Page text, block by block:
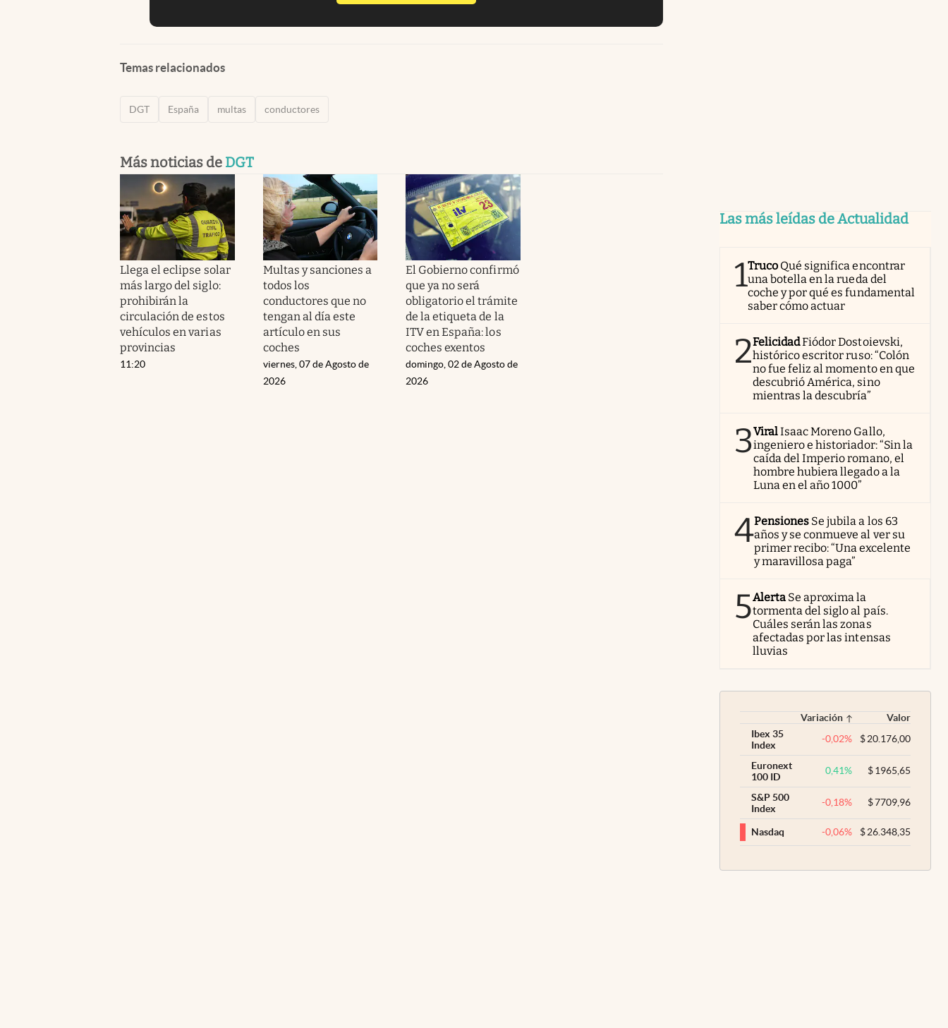
Temas relacionados
DGT España multas conductores
Más noticias de DGT
Llega el eclipse solar
más largo del siglo:
prohibirán la
circulación de estos
vehículos en varias
provincias
11:20
Multas y sanciones a
todos los
conductores que no
tengan al día este
artículo en sus
coches
viernes, 07 de Agosto de
2026
El Gobierno confirmó
que ya no será
obligatorio el trámite
de la etiqueta de la
ITV en España: los
coches exentos
domingo, 02 de Agosto de
2026
Las más leídas de Actualidad
1Truco Qué significa encontrar
una botella en la rueda del
coche y por qué es fundamental
saber cómo actuar
2FelicidadFiódor Dostoievski,
histórico escritor ruso: “Colón
no fue feliz al momento en que
descubrió América, sino
mientras la descubría”
3ViralIsaac Moreno Gallo,
ingeniero e historiador: “Sin la
caída del Imperio romano, el
hombre hubiera llegado a la
Luna en el año 1000”
4Pensiones Se jubila a los 63
años y se conmueve al ver su
primer recibo: “Una excelente
y maravillosa paga”
5Alerta Se aproxima la
tormenta del siglo al país.
Cuáles serán las zonas
afectadas por las intensas
lluvias
Variación
Valor
Ibex 35
Index
-0,02% $20.176,00
Euronext
100 ID
0,41% $1965,65
S&P 500
Index
-0,18% $7709,96
Nasdaq -0,06% $26.348,35